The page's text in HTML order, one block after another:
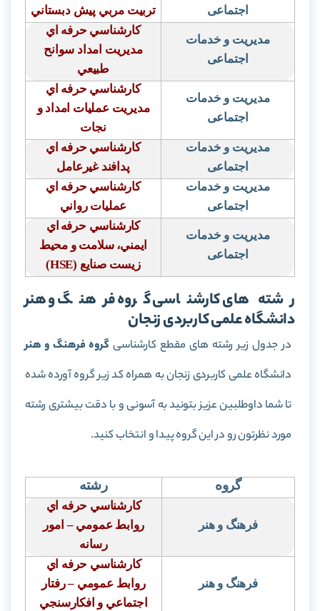
اجتماعی تربيت مربي پيش دبستاني
مدیریت و خدمات
اجتماعی
كارشناسي حرفه اي
مديريت امداد سوانح
طبيعي
مدیریت و خدمات
اجتماعی
كارشناسي حرفه اي
مديريت عمليات امداد و
نجات
مدیریت و خدمات
اجتماعی
كارشناسي حرفه اي
پدافند غيرعامل
مدیریت و خدمات
اجتماعی
كارشناسي حرفه اي
عمليات رواني
مدیریت و خدمات
اجتماعی
كارشناسي حرفه اي
ايمني، سلامت و محيط
زيست صنايع (HSE)
رشته های کارشناسی گروه فرهنگ و هنر
دانشگاه علمی کاربردی زنجان
در جدول زیر رشته های مقطع کارشناسی گروه فرهنگ و هنر
دانشگاه علمی کاربردی زنجان به همراه کد زیر گروه آورده شده
تا شما داوطلبین عزیز بتونید به آسونی و با دقت بیشتری رشته
مورد نظرتون رو در این گروه پیدا و انتخاب کنید.
گروه رشته
فرهنگ و هنر
كارشناسي حرفه اي
روابط عمومي – امور
رسانه
فرهنگ و هنر
كارشناسي حرفه اي
روابط عمومي – رفتار
اجتماعي و افكارسنجي